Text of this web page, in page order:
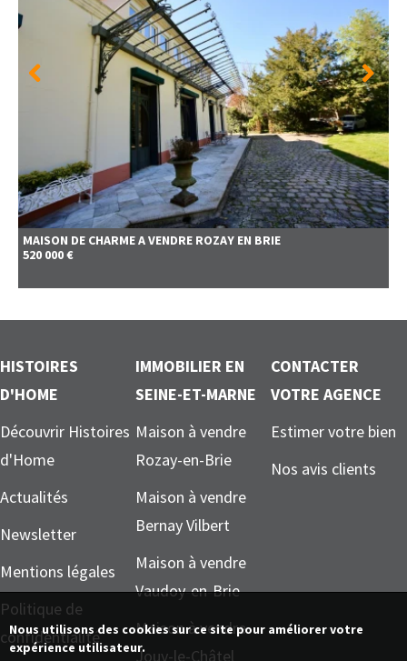
MAISON DE CHARME A VENDRE ROZAY EN BRIE
520 000 €
HISTOIRES
D'HOME
Découvrir Histoires
d'Home
Actualités
Newsletter
Mentions légales
Politique de
confidentialité
IMMOBILIER EN
SEINE-ET-MARNE
Maison à vendre
Rozay-en-Brie
Maison à vendre
Bernay Vilbert
Maison à vendre
Vaudoy-en-Brie
Maison à vendre
Jouy-le-Châtel
CONTACTER
VOTRE AGENCE
Estimer votre bien
Nos avis clients
Nous utilisons des cookies sur ce site pour améliorer votre
expérience utilisateur.